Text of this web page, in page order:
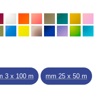
3 x 100 m mm 25 x 50 m